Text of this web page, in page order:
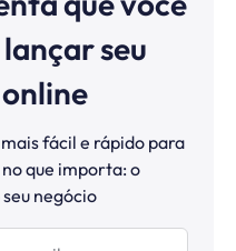
seu
fácil e rápido para
que importa: o
negócio